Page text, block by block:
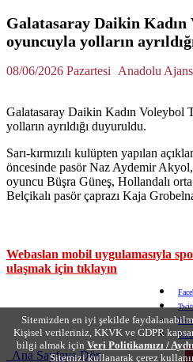
Galatasaray Daikin Kadın
oyuncuyla yolların
08/06/2026 Pazartesi Anadolu
Galatasaray Daikin Kadın Voleybol
yolların ayrıldığı duyuruldu.
Sarı-kırmızılı kulüpten yapılan
öncesinde pasör Naz Aydemir
oyuncu Büşra Güneş, Hollandalı
Belçikalı pasör çaprazı Kaja
Webaslan mobil uygulamasıyla
ulaşmak için tıklayın
Ana Sayfaya Dön
Sitemizden en iyi şekilde
Kişisel verileriniz, KKVK ve GDPR
bilgi almak için Veri Politikamızı /
Sitemizi kullanarak çerez